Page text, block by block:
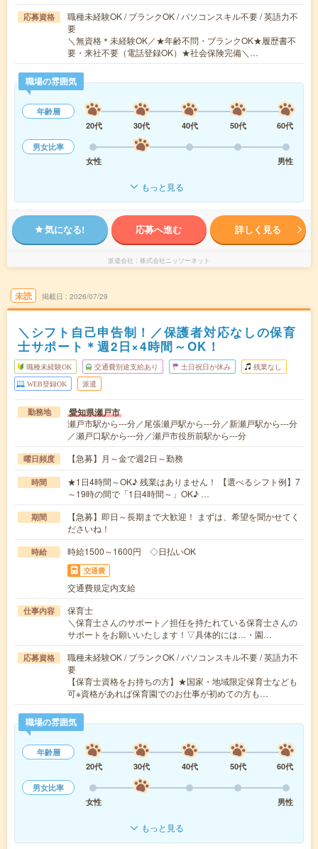
応募資格
職種未経験OK / ブランクOK / パソコンスキル不要 / 英語力不
要
＼無資格＊未経験OK／★年齢不問・ブランクOK★履歴書不
要・来社不要（電話登録OK）★社会保険完備＼…
職場の雰囲気
年齢層
20代
30代 40代 50代
60代
男女比率
女性
男性
もっと見る
気になる! 応募へ進む 詳しく見る
派遣会社 株式会社ニッソーネット
未読 掲載日 2026/07/29
＼シフト自己申告制！／保護者対応なしの保育
士サポート＊週2日×4時間～OK！
職種未経験OK 交通費別途支給あり 土日祝日が休み 残業なし
WEB登録OK 派遣
勤務地 愛知県瀬戸市
瀬戸市駅から---分／尾張瀬戸駅から---分／新瀬戸駅から---分
／瀬戸口駅から---分／瀬戸市役所前駅から---分
曜日頻度 【急募】月～金で週2日～勤務
時間
★1日4時間～OK♪ 残業はありません！ 【選べるシフト例】7
～19時の間で「1日4時間～」OK♪ …
期間
【急募】即日～長期まで大歓迎！ まずは、希望を聞かせてく
ださいね！
時給 時給1500～1600円 ◇日払いOK
交通費
交通費規定内支給
仕事内容
保育士
＼保育士さんのサポート／担任を持たれている保育士さんの
サポートをお願いいたします！▽具体的には…・園…
応募資格
職種未経験OK / ブランクOK / パソコンスキル不要 / 英語力不
要
【保育士資格をお持ちの方】★国家・地域限定保育士なども
可※資格があれば保育園でのお仕事が初めての方も…
職場の雰囲気
年齢層
20代
30代 40代 50代
60代
男女比率
女性
男性
もっと見る